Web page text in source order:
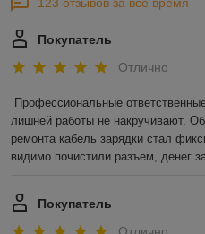
Покупатель
Отлично
Профессиональные
лишней работы не накручивают.
ремонта кабель зарядки стал
видимо почистили разъем, денег
Покупатель